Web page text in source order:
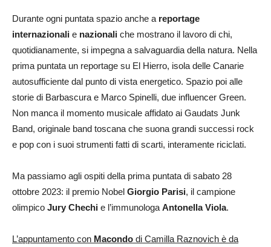
Durante ogni puntata spazio anche a reportage
internazionali e nazionali che mostrano il lavoro di chi,
quotidianamente, si impegna a salvaguardia della natura. Nella
prima puntata un reportage su El Hierro, isola delle Canarie
autosufficiente dal punto di vista energetico. Spazio poi alle
storie di Barbascura e Marco Spinelli, due influencer Green.
Non manca il momento musicale affidato ai Gaudats Junk
Band, originale band toscana che suona grandi successi rock
e pop con i suoi strumenti fatti di scarti, interamente riciclati.
Ma passiamo agli ospiti della prima puntata di sabato 28
ottobre 2023: il premio Nobel Giorgio Parisi, il campione
olimpico Jury Chechi e l’immunologa Antonella Viola.
L’appuntamento con Macondo di Camilla Raznovich è da